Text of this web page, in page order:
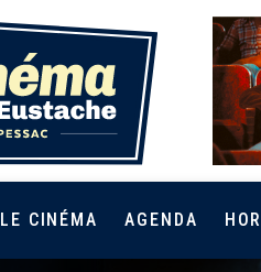
LE CINÉMA AGENDA